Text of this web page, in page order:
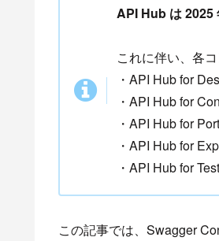
API Hub は 2025
これに伴い、各
・API Hub for
・API Hub for
・API Hub for
・API Hub for
・API Hub for
この記事では、Swagger